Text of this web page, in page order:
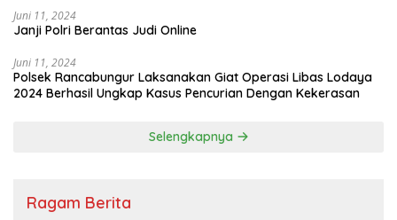
Juni 11, 2024
Janji Polri Berantas Judi Online
Juni 11, 2024
Polsek Rancabungur Laksanakan Giat Operasi Libas Lodaya
2024 Berhasil Ungkap Kasus Pencurian Dengan Kekerasan
Selengkapnya
Ragam Berita